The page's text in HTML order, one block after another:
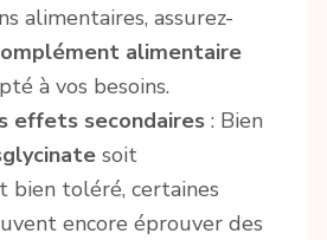
alimentaires, assurez-
alimentaire
à vos besoins.
effets secondaires : Bien
soit
bien toléré, certaines
encore éprouver des